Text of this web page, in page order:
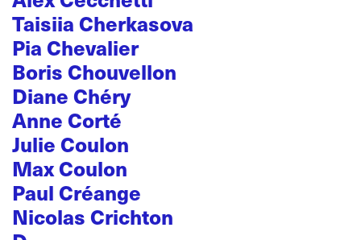
Taisiia Cherkasova
Pia Chevalier
Boris Chouvellon
Diane Chéry
Anne Corté
Julie Coulon
Max Coulon
Paul Créange
Nicolas Crichton